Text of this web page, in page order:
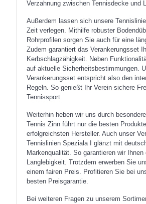
Verzahnung zwischen Tennisdecke und
Außerdem lassen sich unsere
Zeit verlegen. Mithilfe robuster
Rohrprofilen sorgen Sie auch für eine
Zudem garantiert das Verankerungsset
Kerbschlagzähigkeit. Neben
auf aktuelle Sicherheitsbestimmungen.
Verankerungsset entspricht also den
Regeln. So genießt Ihr Verein sichere
Tennissport.
Weiterhin heben wir uns durch
Tennis Zinn führt nur die besten
erfolgreichsten Hersteller. Auch unser
Tennislinien Speziala I glänzt mit
Markenqualität. So garantieren wir Ihnen
Langlebigkeit. Trotzdem erwerben Sie
einem fairen Preis. Profitieren Sie bei
besten Preisgarantie.
Bei weiteren Fragen zu unserem